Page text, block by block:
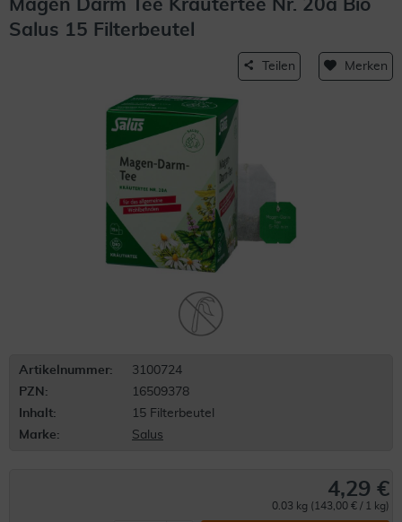
Magen Darm Tee Kräutertee Nr. 20a Bio
Salus 15 Filterbeutel
Teilen Merken
Artikelnummer:
3100724
PZN:
16509378
Inhalt:
15 Filterbeutel
Marke:
Salus
4,29 €
0.03 kg (143,00 € / 1 kg)